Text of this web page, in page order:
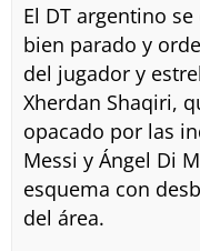
El DT argentino
bien parado y
del jugador y
Xherdan Shaqiri,
opacado por las
Messi y Ángel Di
esquema con
del área.